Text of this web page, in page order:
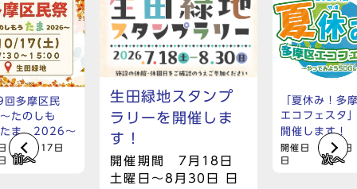
前へ
回多摩区民
たのしも
ま 2026～
10月17日
生田緑地スタンプ
ラリーを開催しま
す！
開催期間 7月18日
土曜日～8月30日 日
「夏休み！多
エコフェスタ
開催します！
開催日 8月7日
日
次へ